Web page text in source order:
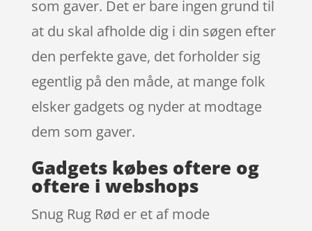
som gaver. Det er bare ingen grund til
at du skal afholde dig i din søgen efter
den perfekte gave, det forholder sig
egentlig på den måde, at mange folk
elsker gadgets og nyder at modtage
dem som gaver.
Gadgets købes oftere og
oftere i webshops
Snug Rug Rød er et af mode